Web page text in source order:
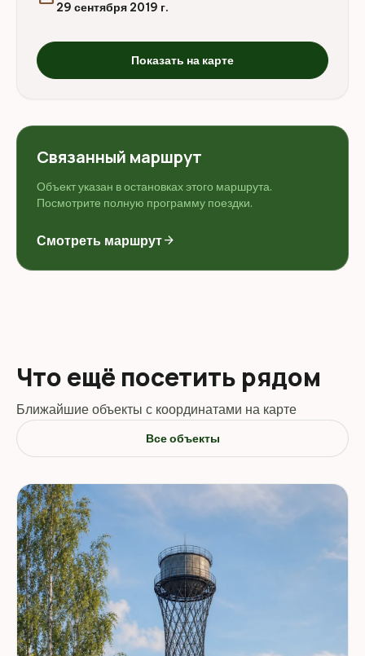
29 сентября 2019 г.
Показать на карте
Связанный маршрут
Объект указан в остановках этого маршрута.
Посмотрите полную программу поездки.
Смотреть маршрутarrow_forward
Что ещё посетить рядом
Ближайшие объекты с координатами на карте
Все объекты